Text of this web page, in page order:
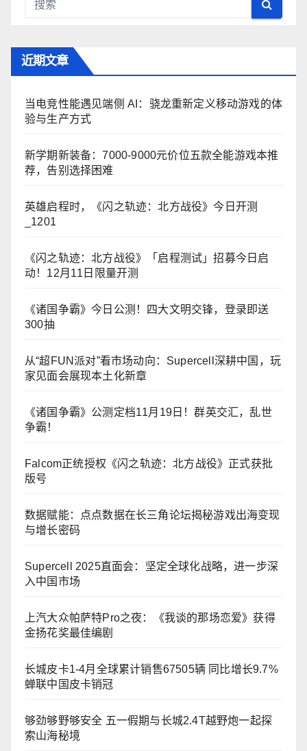
近期文章
当电竞性能遇见端侧 AI：骁龙重新定义移动游戏的体
验与生产方式
新学期新装备：7000-9000元价位五款全能游戏本推
荐，告别选择困难
英雄启程时，《闪之轨迹：北方战役》今日开测
_1201
《闪之轨迹：北方战役》「启程测试」招募今日启
动！12月11日限量开测
《诸国争霸》今日公测！四大文明交锋，登录即送
300抽
从“超FUN派对”看市场动向：Supercell深耕中国，玩
家见面会展现本土化新章
《诸国争霸》公测定档11月19日！群英交汇，乱世
争霸！
Falcom正统授权《闪之轨迹：北方战役》正式获批
版号
数据赋能：点点数据在长三角论坛揭秘游戏出海变现
与增长密码
Supercell 2025直面会：坚定全球化战略，进一步深
入中国市场
上汽大众帕萨特Pro之夜：《我谈的那场恋爱》获得
金扬花奖最佳编剧
长城皮卡1-4月全球累计销售67505辆 同比增长9.7%
蝉联中国皮卡销冠
够劲够野够安全 五一假期与长城2.4T越野炮一起探
索山海秘境